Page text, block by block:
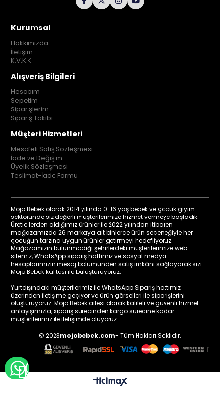
Kurumsal
Hakkımızda
İletişim
K.V.K.K
Alışveriş Bilgileri
Hesabım
Sepetim
Siparişlerim
Sipariş Takibi
Müşteri Hizmetleri
Mesafeli Satış Sözleşmesi
İade ve Değişim
Üyelik Sözleşmesi
Teslimat-İade Formu
Mojo Bebek olarak 2014 yılında 0-16 yaş bebek ve çocuk giyim
sektöründe siz değerli müşterilerimize hizmet vermeye başladık.
Üreticilerden aldığımız ürünler ile 2022 yılından itibaren
mağazamızda 26 markaya ait binlerce ürün seçeneğiyle her
çocuğun tarzına uygun ürünler getirmeyi hedefliyoruz.
Mağazamızın bulunmadığı şehirlerdeki müşterilerimize web
sitemiz, WhatsApp sipariş hattımız ve sosyal medya
hesaplarımızın mesaj bölümünden satış imkânı sağlayarak sizi
Mojo Bebek kalitesi ile buluşturuyoruz.
Yurtdışındaki müşterilerimiz ile WhatsApp Sipariş hattımız
üzerinden iletişime geçiyor ve ürün görselleri ile siparişlerini
oluşturuyoruz. Mojo Bebek ailesi olarak kaliteli ve güvenli hizmet
anlayışımızla, sipariş sürecinden kargo sürecine kadar
müşterilerimiz ile iletişimde oluyoruz.
© 2023mojobebek.com- Tüm Hakları Saklıdır.